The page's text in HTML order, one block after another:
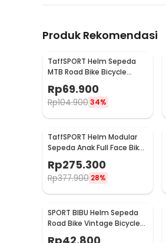
Produk Rekomendasi
TaffSPORT Helm Sepeda
MTB Road Bike Bicycle
Helmet 21 Air Vent - X10
Rp69.900
Rp104.900 34%
TaffSPORT Helm Modular
Sepeda Anak Full Face Bike
Size S - K20
Rp275.300
Rp377.900 28%
SPORT BIBU Helm Sepeda
Road Bike Vintage Bicycle
Helmet 4 Air Vents - U20